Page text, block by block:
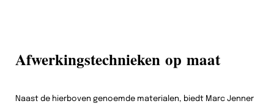
Afwerkingstechnieken op maat
Naast de hierboven genoemde materialen, biedt Marc Jenner